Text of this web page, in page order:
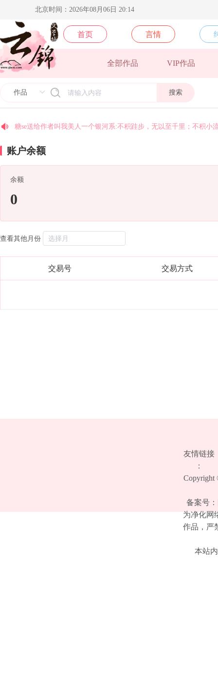
北京时间：2026年08月06日 20:14
首页 言情
全部作品 VIP作品
搜索
yj9574送给《光的背面》一个M78星云:逝者如斯夫，不舍星云
糖se送给作者叫我美人一个银河系:不积跬步，无以至千里；不积小
coco送给《末世后我成了丧尸》一个M78星云:逝者如斯夫，不舍星
安纳托利亚送给《皇后景昭懿》一个M78星云:逝者如斯夫，不舍星
北方阿尼亚送给《卿本殊色》一个M78星云:逝者如斯夫，不舍星云
梵地高送给《须尽欢》一个M78星云:逝者如斯夫，不舍星云
账户余额
余额
0
查看其他月份
交易号 交易方式
友情链接
：
Copyright
备案号
为净化网
作品，严
本站